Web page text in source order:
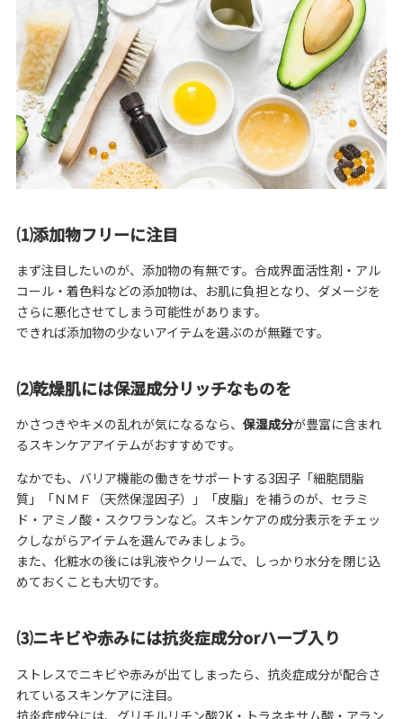
⑴添加物フリーに注目
まず注目したいのが、添加物の有無です。合成界面活性剤・アル
コール・着色料などの添加物は、お肌に負担となり、ダメージを
さらに悪化させてしまう可能性があります。
できれば添加物の少ないアイテムを選ぶのが無難です。
⑵乾燥肌には保湿成分リッチなものを
かさつきやキメの乱れが気になるなら、 保湿成分が豊富に含まれ
るスキンケアアイテムがおすすめです。
なかでも、バリア機能の働きをサポートする3因子「細胞間脂
質」「ＮＭＦ（天然保湿因子）」「皮脂」を補うのが、セラミ
ド・アミノ酸・スクワランなど。スキンケアの成分表示をチェッ
クしながらアイテムを選んでみましょう。
また、化粧水の後には乳液やクリームで、しっかり水分を閉じ込
めておくことも大切です。
⑶ニキビや赤みには抗炎症成分orハーブ入り
ストレスでニキビや赤みが出てしまったら、抗炎症成分が配合さ
れているスキンケアに注目。
抗炎症成分には、グリチルリチン酸2K・トラネキサム酸・アラン